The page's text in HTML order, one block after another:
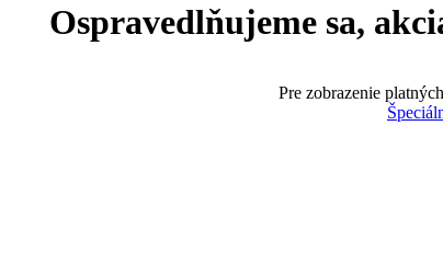
Ospravedlňujeme sa,
Pre zobrazenie